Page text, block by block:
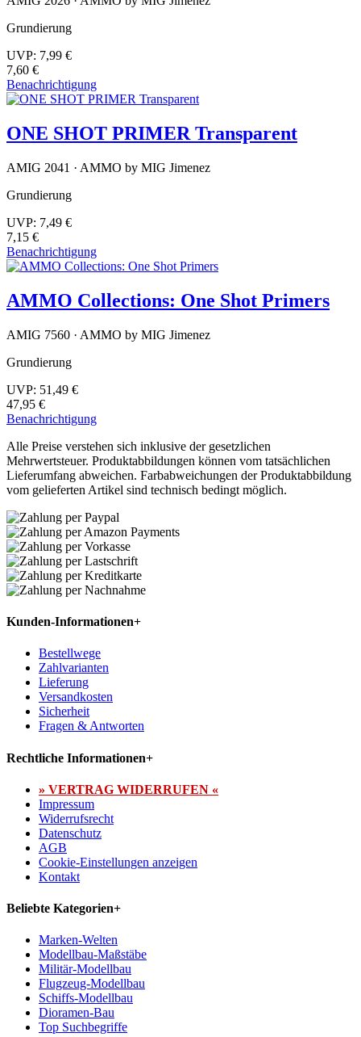
Grundierung
UVP: 7,99 €
7,60 €
Benachrichtigung
ONE SHOT PRIMER Transparent
AMIG 2041 · AMMO by MIG Jimenez
Grundierung
UVP: 7,49 €
7,15 €
Benachrichtigung
AMMO Collections: One Shot Primers
AMIG 7560 · AMMO by MIG Jimenez
Grundierung
UVP: 51,49 €
47,95 €
Benachrichtigung
Alle Preise verstehen sich inklusive der gesetzlichen
Mehrwertsteuer. Produktabbildungen können vom tatsächlichen
Lieferumfang abweichen. Farbabweichungen der Produktabbildung
vom gelieferten Artikel sind technisch bedingt möglich.
Kunden-Informationen+
Bestellwege
Zahlvarianten
Lieferung
Versandkosten
Sicherheit
Fragen & Antworten
Rechtliche Informationen+
» VERTRAG WIDERRUFEN «
Impressum
Widerrufsrecht
Datenschutz
AGB
Cookie-Einstellungen anzeigen
Kontakt
Beliebte Kategorien+
Marken-Welten
Modellbau-Maßstäbe
Militär-Modellbau
Flugzeug-Modellbau
Schiffs-Modellbau
Dioramen-Bau
Top Suchbegriffe